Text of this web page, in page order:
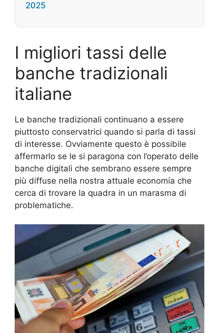
2025
I migliori tassi delle
banche tradizionali
italiane
Le banche tradizionali continuano a essere
piuttosto conservatrici quando si parla di tassi
di interesse. Ovviamente questo è possibile
affermarlo se le si paragona con l’operato delle
banche digitali che sembrano essere sempre
più diffuse nella nostra attuale economia che
cerca di trovare la quadra in un marasma di
problematiche.